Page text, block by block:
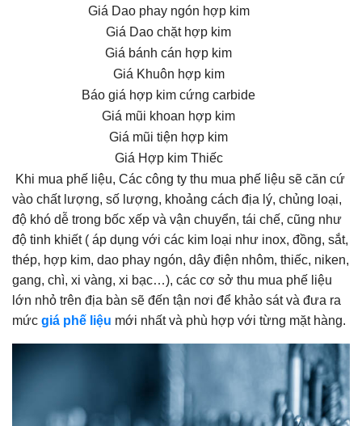
Giá Dao phay ngón hợp kim
Giá Dao chặt hợp kim
Giá bánh cán hợp kim
Giá Khuôn hợp kim
Báo giá hợp kim cứng carbide
Giá mũi khoan hợp kim
Giá mũi tiện hợp kim
Giá Hợp kim Thiếc
Khi mua phế liệu, Các công ty thu mua phế liệu sẽ căn cứ
vào chất lượng, số lượng, khoảng cách địa lý, chủng loại,
độ khó dễ trong bốc xếp và vận chuyển, tái chế, cũng như
độ tinh khiết ( áp dụng với các kim loại như inox, đồng, sắt,
thép, hợp kim, dao phay ngón, dây điện nhôm, thiếc, niken,
gang, chì, xi vàng, xi bạc…), các cơ sở thu mua phế liệu
lớn nhỏ trên địa bàn sẽ đến tận nơi để khảo sát và đưa ra
mức giá phế liệu mới nhất và phù hợp với từng mặt hàng.